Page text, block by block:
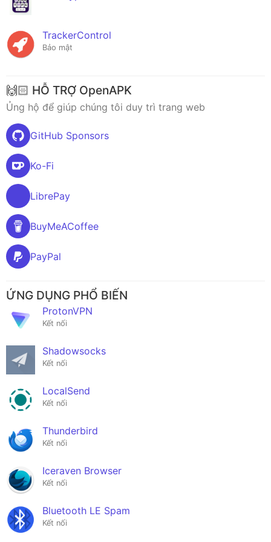
TrackerControl
Bảo mật
🙌🏻 HỖ TRỢ OpenAPK
Ủng hộ để giúp chúng tôi duy trì trang web
GitHub Sponsors
Ko-Fi
LibrePay
BuyMeACoffee
PayPal
ỨNG DỤNG PHỔ BIẾN
ProtonVPN
Kết nối
Shadowsocks
Kết nối
LocalSend
Kết nối
Thunderbird
Kết nối
Iceraven Browser
Kết nối
Bluetooth LE Spam
Kết nối